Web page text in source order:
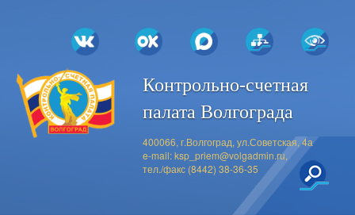
Контрольно-счетная
палата Волгограда
400066, г.Волгоград, ул.Советская, 4а
e-mail:ksp_priem@volgadmin.ru,
тел./факс (8442) 38-36-35